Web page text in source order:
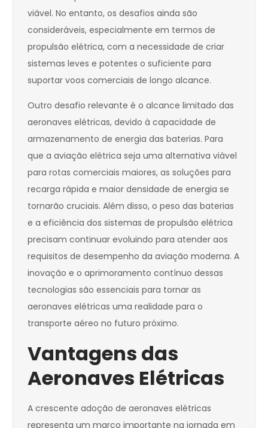
viável. No entanto, os desafios ainda são
consideráveis, especialmente em termos de
propulsão elétrica, com a necessidade de criar
sistemas leves e potentes o suficiente para
suportar voos comerciais de longo alcance.
Outro desafio relevante é o alcance limitado das
aeronaves elétricas, devido à capacidade de
armazenamento de energia das baterias. Para
que a aviação elétrica seja uma alternativa viável
para rotas comerciais maiores, as soluções para
recarga rápida e maior densidade de energia se
tornarão cruciais. Além disso, o peso das baterias
e a eficiência dos sistemas de propulsão elétrica
precisam continuar evoluindo para atender aos
requisitos de desempenho da aviação moderna. A
inovação e o aprimoramento contínuo dessas
tecnologias são essenciais para tornar as
aeronaves elétricas uma realidade para o
transporte aéreo no futuro próximo.
Vantagens das
Aeronaves Elétricas
A crescente adoção de aeronaves elétricas
representa um marco importante na jornada em